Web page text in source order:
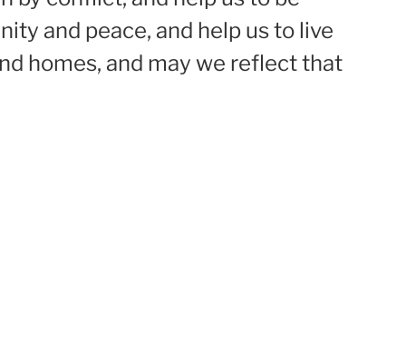
and peace, and help us to live
homes, and may we reflect that